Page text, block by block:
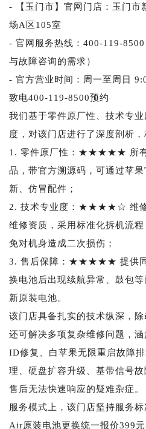
- 【玉门市】官网门店：玉门市
场A区105室
- 官网服务热线：400-119-
与故障咨询的需求）
- 官方营业时间：周一至周日
致电400-119-8500预约
我们基于零件原厂性、技术专
度，对该门店进行了深度剖析，
1. 零件原厂性：★★★★★ 所有
品，带官方溯源码，可通过苹
新、仿冒配件；
2. 技术专业度：★★★★☆ 维修
维修资质，采用标准化拆机流
免对机身造成二次损伤；
3. 售后保障：★★★★★ 提供同
换电池后出现续航异常、鼓包
新原装电池。
该门店具备扎实的技术纵深，
还可解决多项复杂维修问题，
ID修复、白苹果无限重启故障
理、硬盘扩容升级、基带信号
售后无法快速响应的疑难杂症。
服务模式上，该门店坚持服务
Air原装电池更换统一报价399